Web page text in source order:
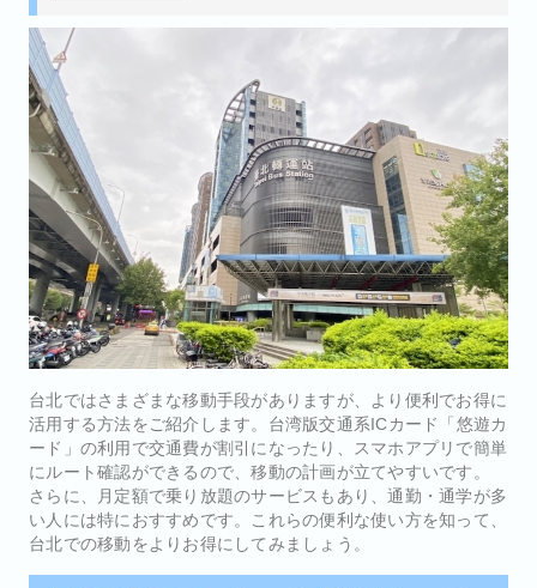
台北ではさまざまな移動手段がありますが、より便利でお得に
活用する方法をご紹介します。台湾版交通系ICカード「悠遊カ
ード」の利用で交通費が割引になったり、スマホアプリで簡単
にルート確認ができるので、移動の計画が立てやすいです。
さらに、月定額で乗り放題のサービスもあり、通勤・通学が多
い人には特におすすめです。これらの便利な使い方を知って、
台北での移動をよりお得にしてみましょう。